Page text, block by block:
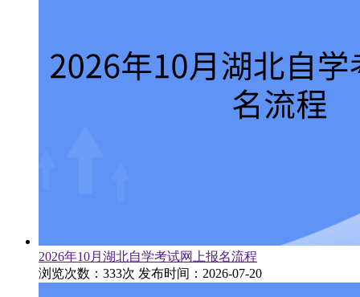
2026年10月湖北自学考试网上报名流程
浏览次数：333次 发布时间：2026-07-20